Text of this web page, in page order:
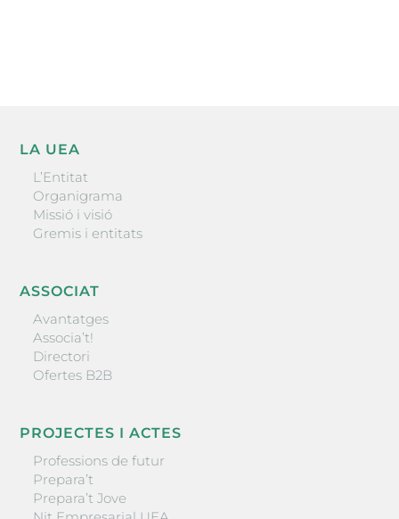
LA UEA
L’Entitat
Organigrama
Missió i visió
Gremis i entitats
ASSOCIAT
Avantatges
Associa’t!
Directori
Ofertes B2B
PROJECTES I ACTES
Professions de futur
Prepara’t
Prepara’t Jove